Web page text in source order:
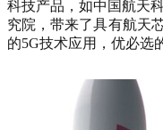
科技产品，如中国航天
究院，带来了具有航天
的5G技术应用，优必选